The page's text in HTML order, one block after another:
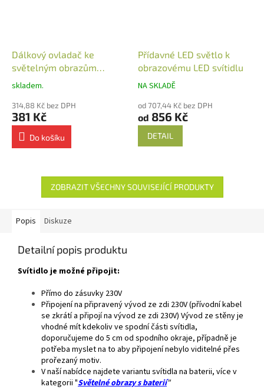
Dálkový ovladač ke
světelným obrazům
nástěnný
skladem.
314,88 Kč bez DPH
381 Kč
Do košíku
Přídavné LED světlo k
obrazovému LED svítidlu
NA SKLADĚ
od 707,44 Kč bez DPH
od 856 Kč
DETAIL
ZOBRAZIT VŠECHNY SOUVISEJÍCÍ PRODUKTY
Popis Diskuze
Detailní popis produktu
Svítidlo je možné připojit:
Přímo do zásuvky 230V
Připojení na připravený vývod ze zdi 230V (přívodní kabel
se zkrátí a připojí na vývod ze zdi 230V) Vývod ze stěny je
vhodné mít kdekoliv ve spodní části svítidla,
doporučujeme do 5 cm od spodního okraje, případně je
potřeba myslet na to aby připojení nebylo viditelné přes
prořezaný motiv.
V naší nabídce najdete variantu svítidla na baterii, více v
kategorii "Světelné obrazy s baterií"